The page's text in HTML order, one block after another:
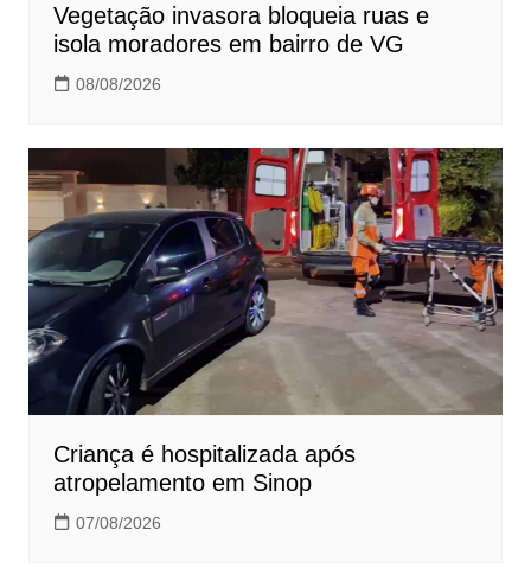
Vegetação invasora bloqueia ruas e
isola moradores em bairro de VG
08/08/2026
Criança é hospitalizada após
atropelamento em Sinop
07/08/2026